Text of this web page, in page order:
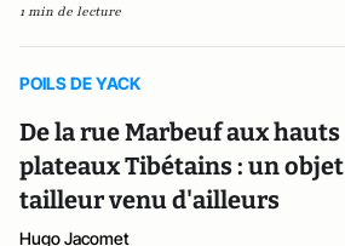
1 min de lecture
POILS DE YACK
De la rue Marbeuf aux hauts
plateaux Tibétains : un objet
tailleur venu d'ailleurs
Hugo Jacomet